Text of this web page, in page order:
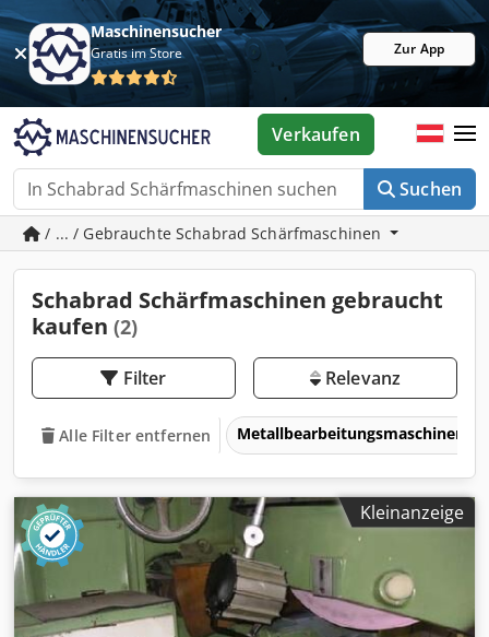
Maschinensucher
Gratis im Store Zur App
Suchen
Verkaufen
/ ... / Gebrauchte Schabrad Schärfmaschinen
Schabrad Schärfmaschinen gebraucht
kaufen (2)
Filter Relevanz
Alle Filter entfernen Metallbearbeitungsmaschinen
Kleinanzeige